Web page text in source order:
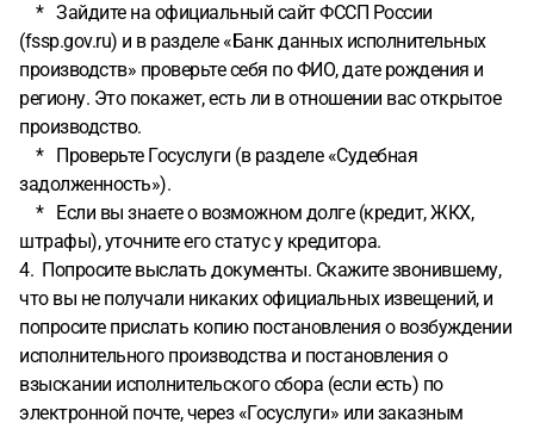
* Зайдите на официальный сайт ФССП России
(fssp.gov.ru) и в разделе «Банк данных исполнительных
производств» проверьте себя по ФИО, дате рождения и
региону. Это покажет, есть ли в отношении вас открытое
производство.
* Проверьте Госуслуги (в разделе «Судебная
задолженность»).
* Если вы знаете о возможном долге (кредит, ЖКХ,
штрафы), уточните его статус у кредитора.
4. Попросите выслать документы. Скажите звонившему,
что вы не получали никаких официальных извещений, и
попросите прислать копию постановления о возбуждении
исполнительного производства и постановления о
взыскании исполнительского сбора (если есть) по
электронной почте, через «Госуслуги» или заказным